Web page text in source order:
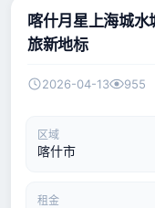
喀什月星上海城水
旅新地标
2026-04-13 955
区域
喀什市
租金